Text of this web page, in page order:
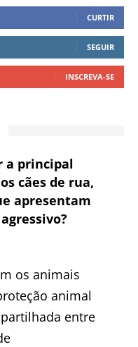
CURTIR
SEGUIR
INSCREVA-SE
a principal
cães de rua,
apresentam
os animais
animal
entre